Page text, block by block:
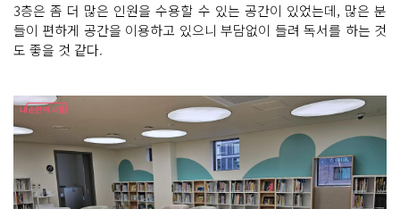
3층은 좀 더 많은 인원을 수용할 수 있는 공간이 있었는데, 많은 분
들이 편하게 공간을 이용하고 있으니 부담없이 들려 독서를 하는 것
도 좋을 것 같다.